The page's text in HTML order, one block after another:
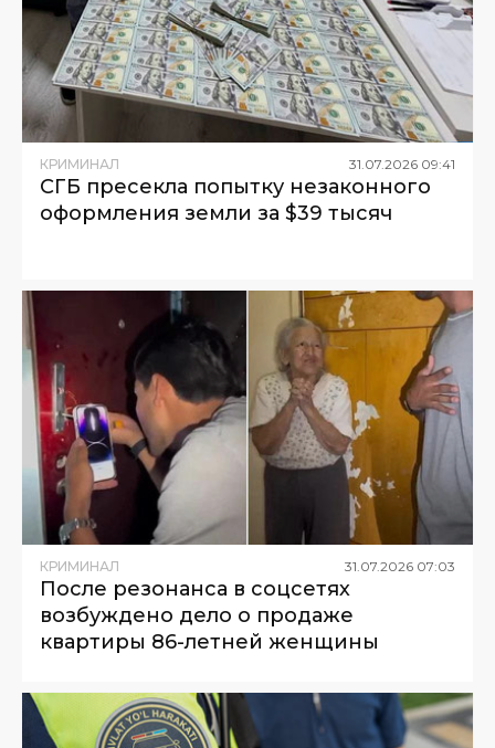
КРИМИНАЛ 31.07.2026 09:41
СГБ пресекла попытку незаконного
оформления земли за $39 тысяч
КРИМИНАЛ 31 07 2026 07:03
После резонанса в соцсетях
возбуждено дело о продаже
квартиры 86-летней женщины